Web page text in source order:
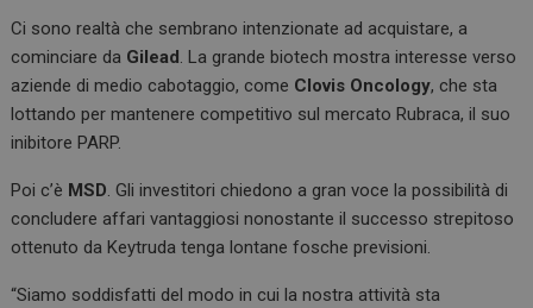
Ci sono realtà che sembrano intenzionate ad acquistare, a
cominciare da Gilead. La grande biotech mostra interesse verso
aziende di medio cabotaggio, come Clovis Oncology, che sta
lottando per mantenere competitivo sul mercato Rubraca, il suo
inibitore PARP.
Poi c’è MSD. Gli investitori chiedono a gran voce la possibilità di
concludere affari vantaggiosi nonostante il successo strepitoso
ottenuto da Keytruda tenga lontane fosche previsioni.
“Siamo soddisfatti del modo in cui la nostra attività sta